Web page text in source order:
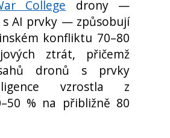
College drony —
s AI prvky — způsobují
konfliktu 70–80
ztrát, přičemž
dronů s prvky
vzrostla z
% na přibližně 80